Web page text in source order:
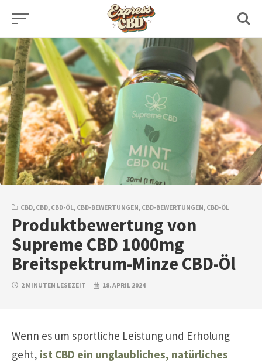
Skip
content
CBD, CBD, CBD-ÖL, CBD-BEWERTUNGEN, CBD-BEWERTUNGEN, CBD-ÖL
Produktbewertung von
Supreme CBD 1000mg
Breitspektrum-Minze CBD-Öl
2 MINUTEN LESEZEIT 18. APRIL 2024
Wenn es um sportliche Leistung und Erholung
geht, ist CBD ein unglaubliches, natürliches